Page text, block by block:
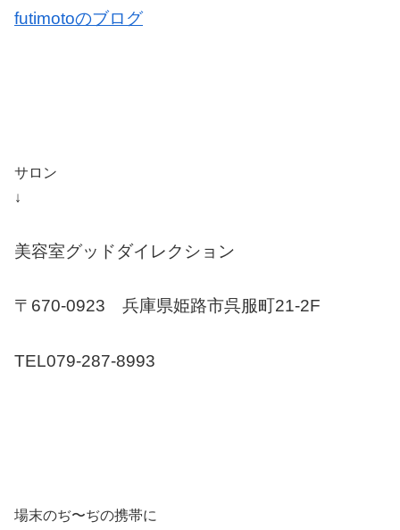
futimotoのブログ
サロン
↓
美容室グッドダイレクション
〒670-0923 兵庫県姫路市呉服町21-2F
TEL079-287-8993
場末のぢ〜ぢの携帯に